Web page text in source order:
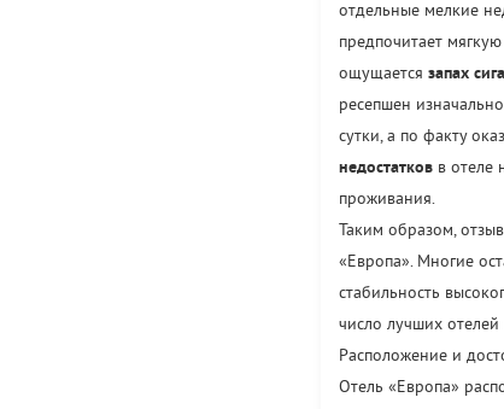
отдельные мелкие
предпочитает
ощущается запах
ресепшен
сутки, а по факту
недостатковв отеле
проживания.
Таким образом,
«Европа». Многие
стабильность
число лучших
Расположение и
Отель «Европа»